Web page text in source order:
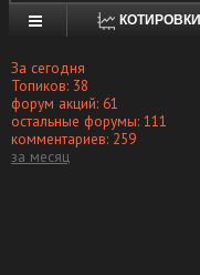
КОТИРОВКИ
За сегодня
Топиков: 38
форум акций: 61
остальные форумы: 111
комментариев: 259
за месяц